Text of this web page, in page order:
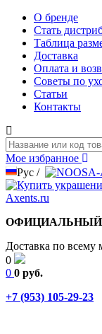
О бренде
Стать
Таблица
Доставка
Оплата и
Советы по
Статьи
Контакты
Мое избранное
Рус /
ОФИЦИАЛЬНЫЙ
Доставка по всему
0
0 0 руб.
+7 (953) 105-29-23